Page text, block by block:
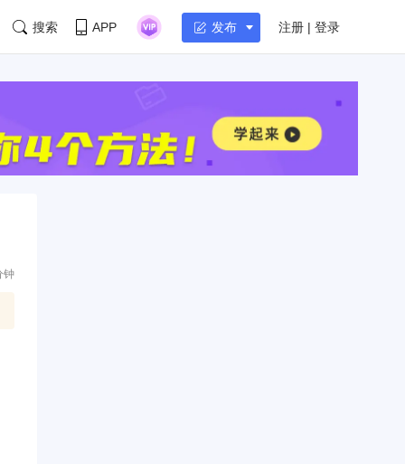
搜索 APP 发布 注册 | 登录
钟